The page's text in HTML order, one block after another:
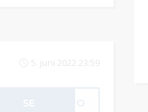
5. juni 2022 23:59